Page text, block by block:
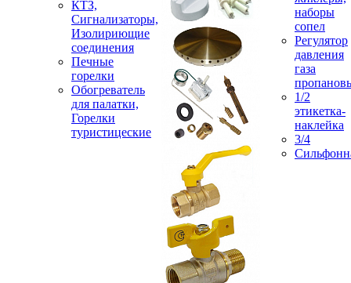
КТЗ,
Сигнализаторы,
Изолириющие
соединения
Печные
горелки
Обогреватель
для палатки,
Горелки
туристицеские
наборы
сопел
Регулятор
давления
газа
1/2
этикетка-
наклейка
3/4